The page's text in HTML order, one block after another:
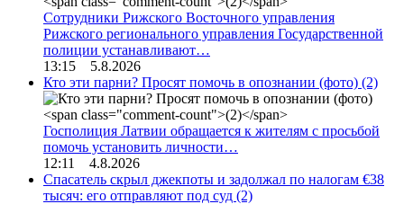
Сотрудники Рижского Восточного управления
Рижского регионального управления Государственной
полиции устанавливают…
13:15 5.8.2026
Кто эти парни? Просят помочь в опознании (фото) (2)
Госполиция Латвии обращается к жителям с просьбой
помочь установить личности…
12:11 4.8.2026
Спасатель скрыл джекпоты и задолжал по налогам €38
тысяч: его отправляют под суд (2)